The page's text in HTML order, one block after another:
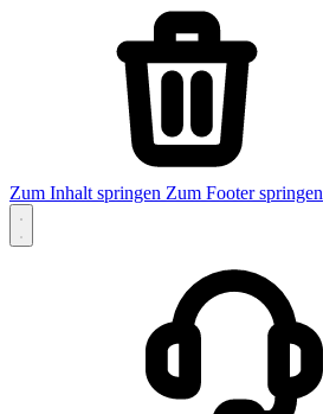
Zum Inhalt springen Zum Footer springen